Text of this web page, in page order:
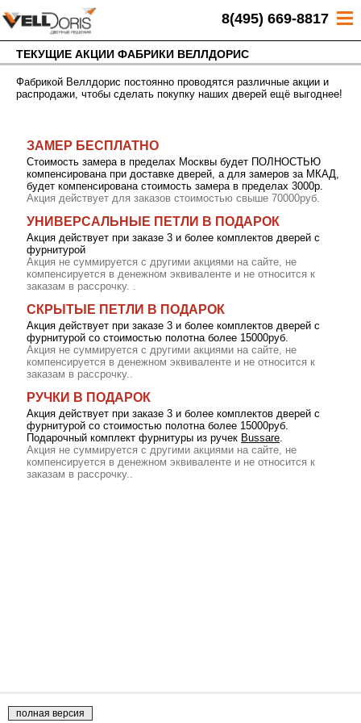
8(495) 669-8817
ТЕКУЩИЕ АКЦИИ ФАБРИКИ ВЕЛЛДОРИС
Фабрикой Веллдорис постоянно проводятся различные акции и
распродажи, чтобы сделать покупку наших дверей ещё выгоднее!
ЗАМЕР БЕСПЛАТНО
Стоимость замера в пределах Москвы будет ПОЛНОСТЬЮ
компенсирована при доставке дверей, а для замеров за МКАД,
будет компенсирована стоимость замера в пределах 3000р.
Акция действует для заказов стоимостью свыше 70000руб.
УНИВЕРСАЛЬНЫЕ ПЕТЛИ В ПОДАРОК
Акция действует при заказе 3 и более комплектов дверей с
фурнитурой
Акция не суммируется с другими акциями на сайте, не
компенсируется в денежном эквиваленте и не относится к
заказам в рассрочку. .
СКРЫТЫЕ ПЕТЛИ В ПОДАРОК
Акция действует при заказе 3 и более комплектов дверей с
фурнитурой со стоимостью полотна более 15000руб.
Акция не суммируется с другими акциями на сайте, не
компенсируется в денежном эквиваленте и не относится к
заказам в рассрочку..
РУЧКИ В ПОДАРОК
Акция действует при заказе 3 и более комплектов дверей с
фурнитурой со стоимостью полотна более 15000руб.
Подарочный комплект фурнитуры из ручек Bussare.
Акция не суммируется с другими акциями на сайте, не
компенсируется в денежном эквиваленте и не относится к
заказам в рассрочку..